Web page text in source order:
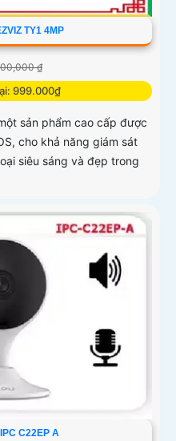
TY1 4MP
₫
999.000₫
sản phẩm cao cấp được
cho khả năng giám sát
siêu sáng và đẹp trong
C22EP A